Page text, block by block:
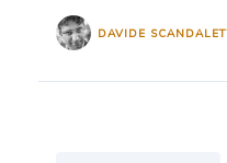
DAVIDE